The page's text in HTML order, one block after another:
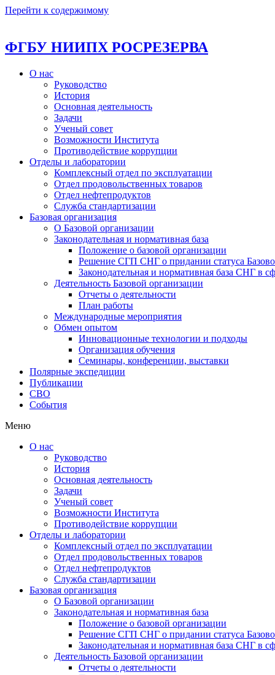
Перейти к содержимому
ФГБУ НИИПХ РОСРЕЗЕРВА
О нас
Руководство
История
Основная деятельность
Задачи
Ученый совет
Возможности Института
Противодействие коррупции
Отделы и лаборатории
Комплексный отдел по эксплуатации
Отдел продовольственных товаров
Отдел нефтепродуктов
Служба стандартизации
Базовая организация
О Базовой организации
Законодательная и нормативная база
Положение о базовой организации
Решение СГП СНГ о придании статуса
Законодательная и нормативная база СНГ в
Деятельность Базовой организации
Отчеты о деятельности
План работы
Международные мероприятия
Обмен опытом
Инновационные технологии и подходы
Организация обучения
Семинары, конференции, выставки
Полярные экспедиции
Публикации
СВО
События
Меню
О нас
Руководство
История
Основная деятельность
Задачи
Ученый совет
Возможности Института
Противодействие коррупции
Отделы и лаборатории
Комплексный отдел по эксплуатации
Отдел продовольственных товаров
Отдел нефтепродуктов
Служба стандартизации
Базовая организация
О Базовой организации
Законодательная и нормативная база
Положение о базовой организации
Решение СГП СНГ о придании статуса
Законодательная и нормативная база СНГ в
Деятельность Базовой организации
Отчеты о деятельности